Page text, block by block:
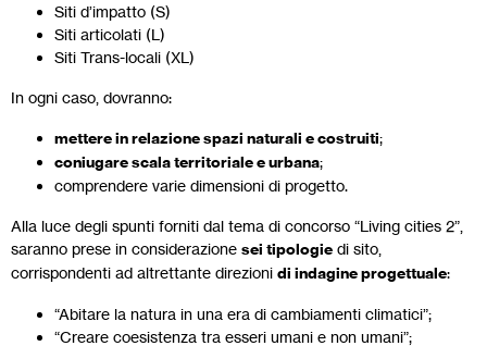
Siti d’impatto (S)
Siti articolati (L)
Siti Trans-locali (XL)
In ogni caso, dovranno:
mettere in relazione spazi naturali e costruiti;
coniugare scala territoriale e urbana;
comprendere varie dimensioni di progetto.
Alla luce degli spunti forniti dal tema di concorso “Living cities 2”,
saranno prese in considerazione sei tipologie di sito,
corrispondenti ad altrettante direzioni di indagine progettuale:
“Abitare la natura in una era di cambiamenti climatici”;
“Creare coesistenza tra esseri umani e non umani”;